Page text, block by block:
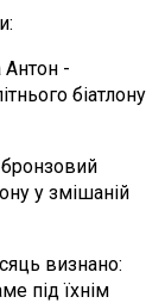
-
біатлону
у змішаній
визнано:
під їхнім